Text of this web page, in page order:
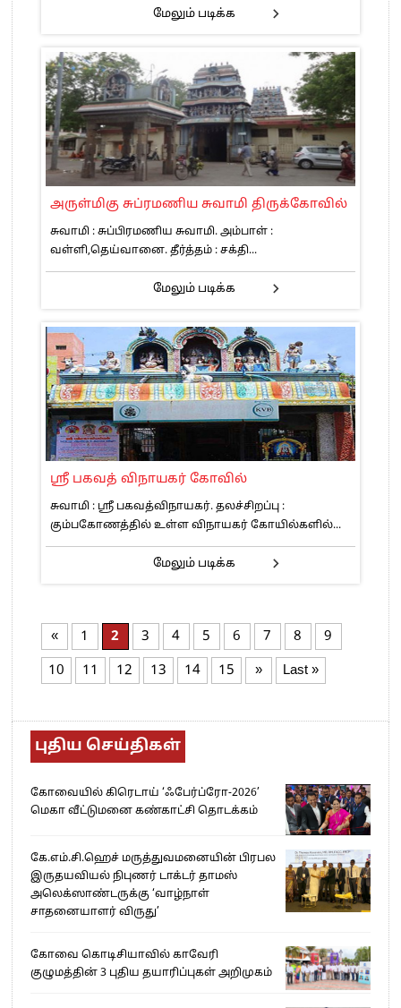
மேலும் படிக்க
அருள்மிகு சுப்ரமணிய சுவாமி திருக்கோவில்
சுவாமி : சுப்பிரமணிய சுவாமி. அம்பாள் :
வள்ளி,தெய்வானை. தீர்த்தம் : சக்தி...
மேலும் படிக்க
ஸ்ரீ பகவத் விநாயகர் கோவில்
சுவாமி : ஸ்ரீ பகவத்விநாயகர். தலச்சிறப்பு :
கும்பகோணத்தில் உள்ள விநாயகர் கோயில்களில்...
மேலும் படிக்க
« 1 2 3 4 5 6 7 8
9
10
11 12 13 14 15 » Last »
புதிய செய்திகள்
கோவையில் கிரெடாய் ‘ஃபேர்ப்ரோ-2026’
மெகா வீட்டுமனை கண்காட்சி தொடக்கம்
கே.எம்.சி.ஹெச் மருத்துவமனையின் பிரபல
இருதயவியல் நிபுணர் டாக்டர் தாமஸ்
அலெக்ஸாண்டருக்கு ‘வாழ்நாள்
சாதனையாளர் விருது’
கோவை கொடிசியாவில் காவேரி
குழுமத்தின் 3 புதிய தயாரிப்புகள் அறிமுகம்